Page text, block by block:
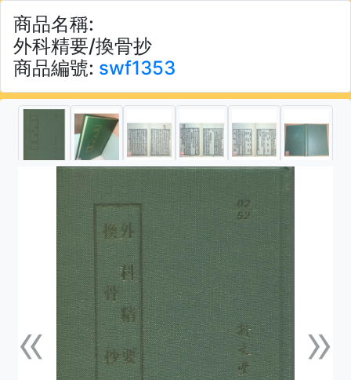
商品名稱:
外科精要/換骨抄
商品編號: swf1353
«上一張 »下一